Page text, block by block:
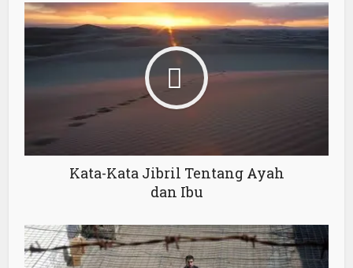
Kata-Kata Jibril Tentang Ayah
dan Ibu